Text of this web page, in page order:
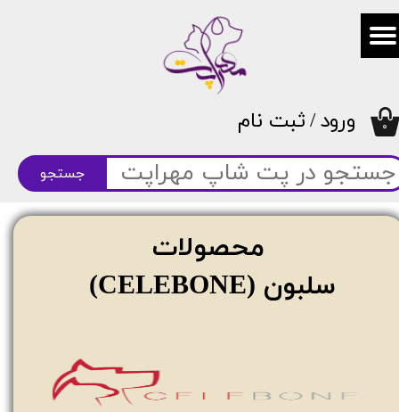
۰
جستجو
ورود/ثبت نام
حساب کاربری من
سفارشات
خروج از حساب کاربری
محصولات
سلبون (CELEBONE)